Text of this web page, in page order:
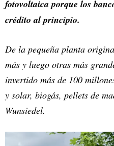
fotovoltaica porque los
crédito al principio.
De la pequeña planta
más y luego otras más
invertido más de 100
y solar, biogás, pellets de
Wunsiedel.